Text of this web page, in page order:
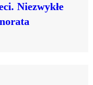
Niezwykłe